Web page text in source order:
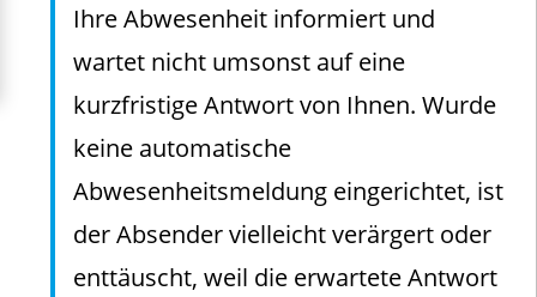
Ihre Abwesenheit informiert und
wartet nicht umsonst auf eine
kurzfristige Antwort von Ihnen. Wurde
keine automatische
Abwesenheitsmeldung eingerichtet, ist
der Absender vielleicht verärgert oder
enttäuscht, weil die erwartete Antwort